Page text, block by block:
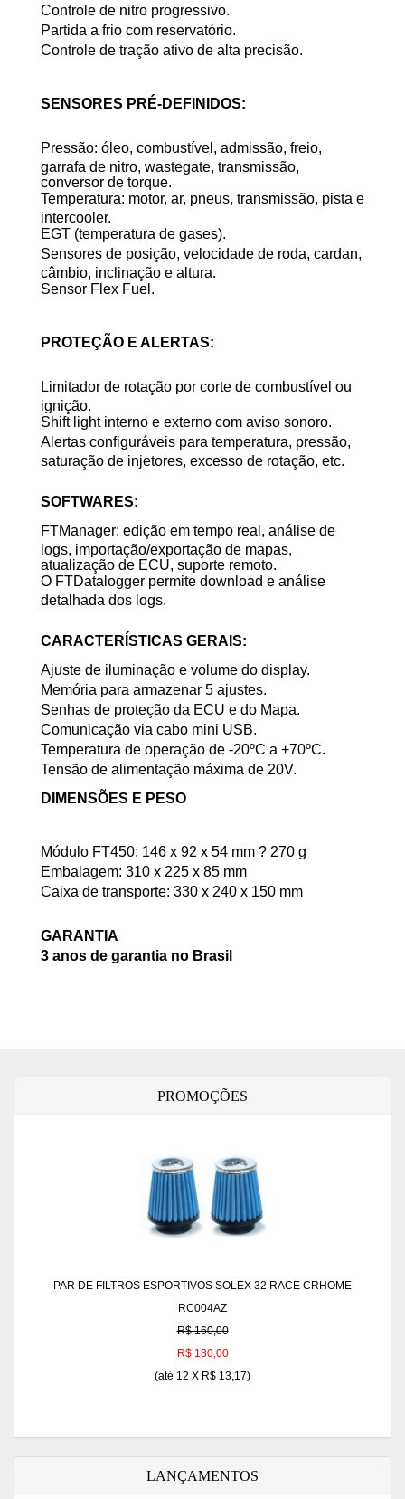
Controle de nitro progressivo.
Partida a frio com reservatório.
Controle de tração ativo de alta precisão.
SENSORES PRÉ-DEFINIDOS:
Pressão: óleo, combustível, admissão, freio,
garrafa de nitro, wastegate, transmissão,
conversor de torque.
Temperatura: motor, ar, pneus, transmissão, pista e
intercooler.
EGT (temperatura de gases).
Sensores de posição, velocidade de roda, cardan,
câmbio, inclinação e altura.
Sensor Flex Fuel.
PROTEÇÃO E ALERTAS:
Limitador de rotação por corte de combustível ou
ignição.
Shift light interno e externo com aviso sonoro.
Alertas configuráveis para temperatura, pressão,
saturação de injetores, excesso de rotação, etc.
SOFTWARES:
FTManager: edição em tempo real, análise de
logs, importação/exportação de mapas,
atualização de ECU, suporte remoto.
O FTDatalogger permite download e análise
detalhada dos logs.
CARACTERÍSTICAS GERAIS:
Ajuste de iluminação e volume do display.
Memória para armazenar 5 ajustes.
Senhas de proteção da ECU e do Mapa.
Comunicação via cabo mini USB.
Temperatura de operação de -20ºC a +70ºC.
Tensão de alimentação máxima de 20V.
DIMENSÕES E PESO
Módulo FT450: 146 x 92 x 54 mm ? 270 g
Embalagem: 310 x 225 x 85 mm
Caixa de transporte: 330 x 240 x 150 mm
GARANTIA
3 anos de garantia no Brasil
PROMOÇÕES
PAR DE FILTROS ESPORTIVOS SOLEX 32 RACE CRHOME
RC004AZ
R$ 160,00
R$ 130,00
(até 12 X R$ 13,17)
LANÇAMENTOS